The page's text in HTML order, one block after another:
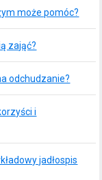
może pomóc?
zająć?
odchudzanie?
i
jadłospis